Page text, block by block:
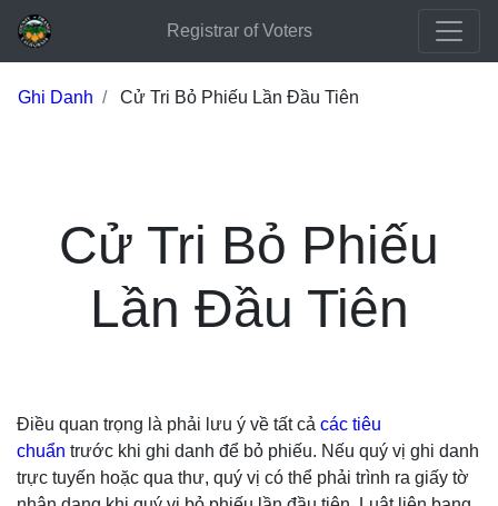
Registrar of Voters
Ghi Danh Cử Tri Bỏ Phiếu Lần Đầu Tiên
Cử Tri Bỏ Phiếu
Lần Đầu Tiên
Điều quan trọng là phải lưu ý về tất cả các tiêu
chuẩn trước khi ghi danh để bỏ phiếu. Nếu quý vị ghi danh
trực tuyến hoặc qua thư, quý vị có thể phải trình ra giấy tờ